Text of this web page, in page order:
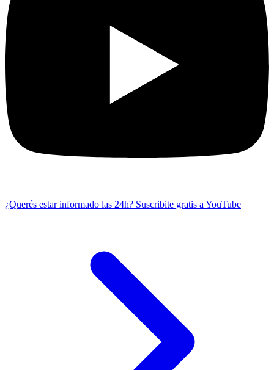
¿Querés estar informado las 24h? Suscribite gratis a YouTube